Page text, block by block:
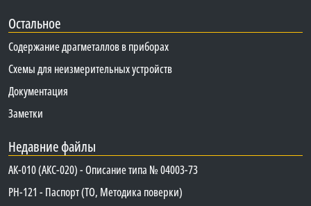
Остальное
Содержание драгметаллов в приборах
Схемы для неизмерительных устройств
Документация
Заметки
Недавние файлы
АК-010 (АКС-020) - Описание типа № 04003-73
PH-121 - Паспорт (ТО, Методика поверки)